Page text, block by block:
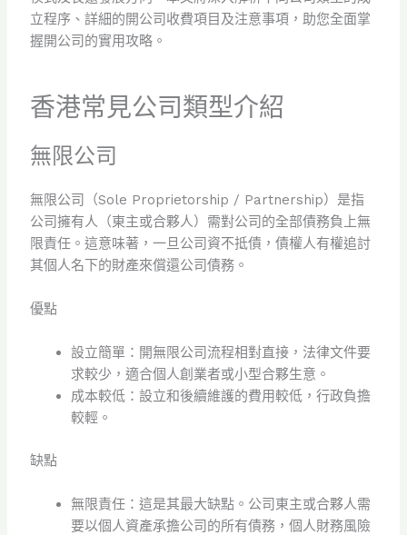
立程序、詳細的開公司收費項目及注意事項，助您全面掌
握開公司的實用攻略。
香港常見公司類型介紹
無限公司
無限公司（Sole Proprietorship / Partnership）是指
公司擁有人（東主或合夥人）需對公司的全部債務負上無
限責任。這意味著，一旦公司資不抵債，債權人有權追討
其個人名下的財產來償還公司債務。
優點
設立簡單：開無限公司流程相對直接，法律文件要
求較少，適合個人創業者或小型合夥生意。
成本較低：設立和後續維護的費用較低，行政負擔
較輕。
缺點
無限責任：這是其最大缺點。公司東主或合夥人需
要以個人資產承擔公司的所有債務，個人財務風險